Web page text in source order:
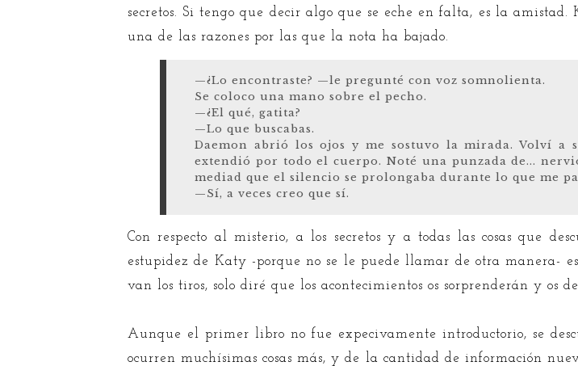
secretos. Si tengo que decir algo que se eche en falta, es la
una de las razones por las que la nota ha bajado.
—¿Lo encontraste? —le pregunté con voz somnolienta.
Se coloco una mano sobre el pecho.
—¿El qué, gatita?
—Lo que buscabas.
Daemon abrió los ojos y me sostuvo la mirada. Volví a
extendió por todo el cuerpo. Noté una punzada de...
mediad que el silencio se prolongaba durante lo que me
—Sí, a veces creo que sí.
Con respecto al misterio, a los secretos y a todas las cosas que
estupidez de Katy -porque no se le puede llamar de otra manera-
van los tiros, solo diré que los acontecimientos os sorprenderán y os
Aunque el primer libro no fue expecivamente introductorio, se
ocurren muchísimas cosas más, y de la cantidad de información